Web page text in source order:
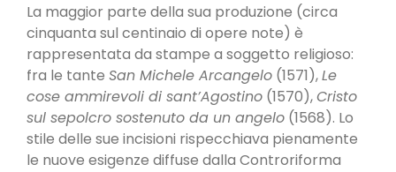
La maggior parte della sua produzione (circa
cinquanta sul centinaio di opere note) è
rappresentata da stampe a soggetto religioso:
fra le tante San Michele Arcangelo (1571),Le
cose ammirevoli di sant’Agostino (1570),Cristo
sul sepolcro sostenuto da un angelo (1568). Lo
stile delle sue incisioni rispecchiava pienamente
le nuove esigenze diffuse dalla Controriforma